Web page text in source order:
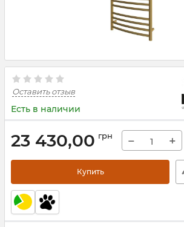
Оставить отзыв
Есть в наличии
23 430,00 грн − +
Купить